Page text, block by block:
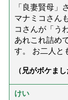
「良妻賢母」
マナミコさん
コさんが「う
あれこれ詰め
す。 お二人と
（兄がボケま
達』が届きま
けい